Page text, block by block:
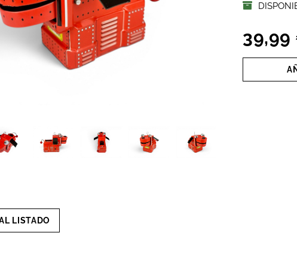
39,99
LISTADO